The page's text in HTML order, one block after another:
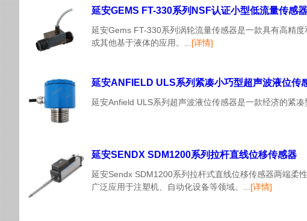
延安GEMS FT-330系列NSF认证小型低流量传感器
延安Gems FT-330系列涡轮流量传感器是一款具有高精
或其他基于液体的应用。... [详情]
延安ANFIELD ULS系列紧凑小巧型超声波液位传
延安Anfield ULS系列超声波液位传感器是一款经济的紧
延安SENDX SDM1200系列拉杆直线位移传感器
延安Sendx SDM1200系列拉杆式直线位移传感器两端柔
广泛应用于注塑机、自动化设备等领域。... [详情]